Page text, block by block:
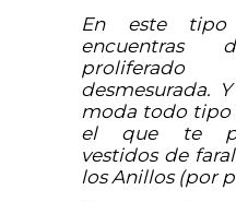
En este
desmesurada.
moda todo tipo
el que te
vestidos de
los Anillos (por